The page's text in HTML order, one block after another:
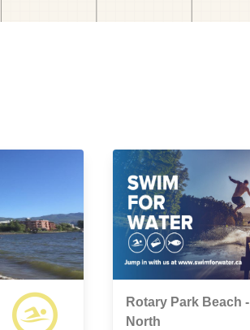
Rotary Park Beach -
North